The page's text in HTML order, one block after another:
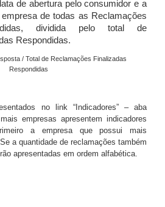
de abertura pelo consumidor e a
de todas as Reclamações
dividida pelo total de
Respondidas.
/ Total de Reclamações Finalizadas
Respondidas
no link “Indicadores” – aba
empresas apresentem indicadores
a empresa que possui mais
a quantidade de reclamações também
apresentadas em ordem alfabética.